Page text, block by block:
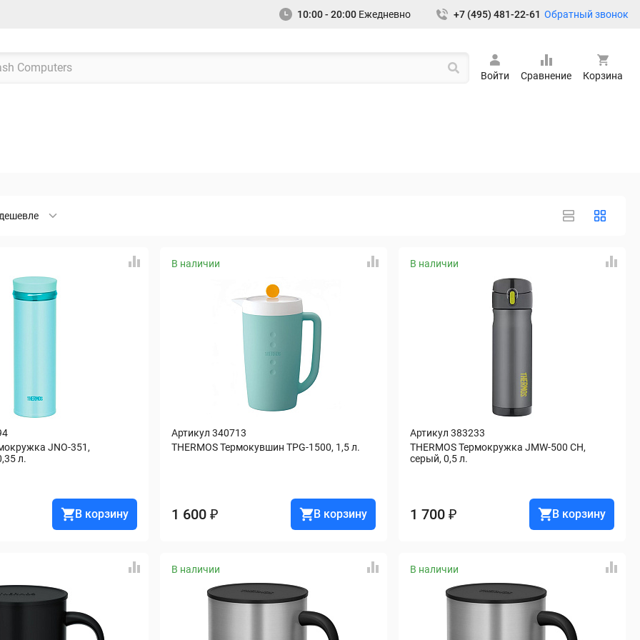
10:00 - 20:00 Ежедневно +7 (495) 481-22-61 Обратный звонок
Войти Сравнение Корзина
JNO-351,
л.
В корзину
В наличии
Артикул 340713
THERMOS Термокувшин TPG-1500, 1,5 л.
1 600 ₽ В корзину
В наличии
Артикул 383233
THERMOS Термокружка JMW-500 CH,
серый, 0,5 л.
1 700 ₽ В корзину
В наличии В наличии